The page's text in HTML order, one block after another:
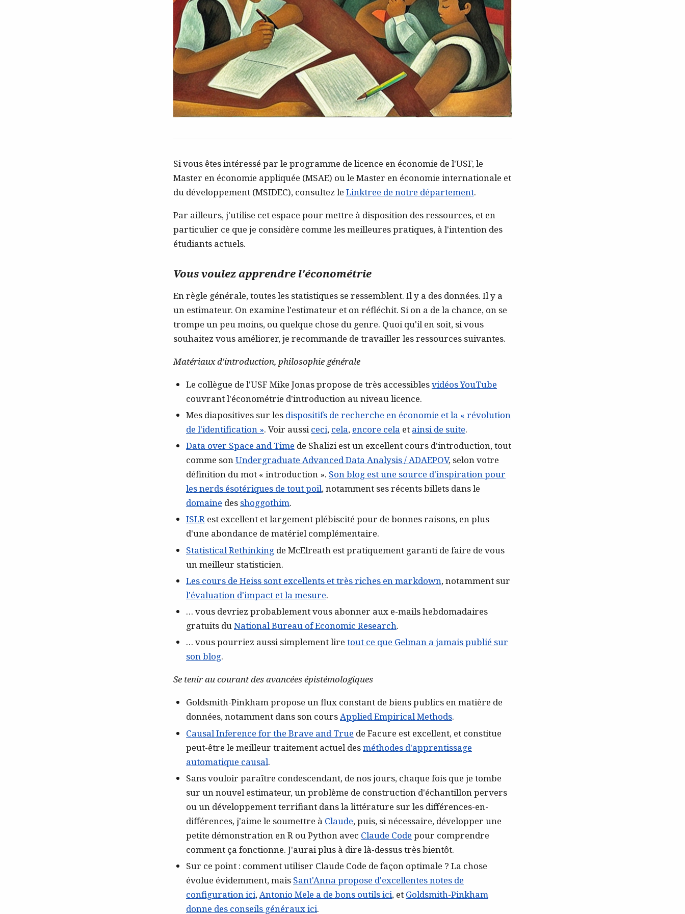
Si vous êtes intéressé par le programme de licence en économie de l'USF, le
Master en économie appliquée (MSAE) ou le Master en économie internationale et
du développement (MSIDEC), consultez le Linktree de notre département.
Par ailleurs, j'utilise cet espace pour mettre à disposition des ressources, et en
particulier ce que je considère comme les meilleures pratiques, à l'intention des
étudiants actuels.
Vous voulez apprendre l'économétrie
En règle générale, toutes les statistiques se ressemblent. Il y a des données. Il y a
un estimateur. On examine l'estimateur et on réfléchit. Si on a de la chance, on se
trompe un peu moins, ou quelque chose du genre. Quoi qu'il en soit, si vous
souhaitez vous améliorer, je recommande de travailler les ressources suivantes.
Matériaux d'introduction, philosophie générale
Le collègue de l'USF Mike Jonas propose de très accessiblesvidéos YouTube
couvrant l'économétrie d'introduction au niveau licence.
Mes diapositives sur les dispositifs de recherche en économie et la « révolution
de l'identification ». Voir aussiceci, cela, encore cela et ainsi de suite.
Data over Space and Time de Shalizi est un excellent cours d'introduction, tout
comme sonUndergraduate Advanced Data Analysis / ADAEPOV, selon votre
définition du mot « introduction ». Son blog est une source d'inspiration pour
les nerds ésotériques de tout poil, notamment ses récents billets dans le
domaine des shoggothim.
ISLR est excellent et largement plébiscité pour de bonnes raisons, en plus
d'une abondance de matériel complémentaire.
Statistical Rethinking de McElreath est pratiquement garanti de faire de vous
un meilleur statisticien.
Les cours de Heiss sont excellents et très riches en markdown, notamment sur
l'évaluation d'impact et la mesure.
… vous devriez probablement vous abonner aux e-mails hebdomadaires
gratuits duNational Bureau of Economic Research.
… vous pourriez aussi simplement lire tout ce que Gelman a jamais publié sur
son blog.
Se tenir au courant des avancées épistémologiques
Goldsmith-Pinkham propose un flux constant de biens publics en matière de
données, notamment dans son coursApplied Empirical Methods.
Causal Inference for the Brave and True de Facure est excellent, et constitue
peut-être le meilleur traitement actuel desméthodes d'apprentissage
automatique causal.
Sans vouloir paraître condescendant, de nos jours, chaque fois que je tombe
sur un nouvel estimateur, un problème de construction d'échantillon pervers
ou un développement terrifiant dans la littérature sur les différences-en-
différences, j'aime le soumettre à Claude, puis, si nécessaire, développer une
petite démonstration en R ou Python avec Claude Code pour comprendre
comment ça fonctionne. J'aurai plus à dire là-dessus très bientôt.
Sur ce point : comment utiliser Claude Code de façon optimale ? La chose
évolue évidemment, mais Sant'Anna propose d'excellentes notes de
configuration ici,Antonio Mele a de bons outils ici, et Goldsmith-Pinkham
donne des conseils généraux ici.